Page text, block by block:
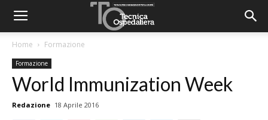
Home Formazione
Formazione
World Immunization Week
Redazione 18 Aprile 2016